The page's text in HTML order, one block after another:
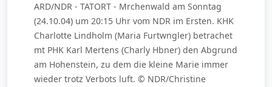
ARD/NDR - TATORT - Mrchenwald am Sonntag
(24.10.04) um 20:15 Uhr vom NDR im Ersten. KHK
Charlotte Lindholm (Maria Furtwngler) betrachet
mt PHK Karl Mertens (Charly Hbner) den Abgrund
am Hohenstein, zu dem die kleine Marie immer
wieder trotz Verbots luft. © NDR/Christine